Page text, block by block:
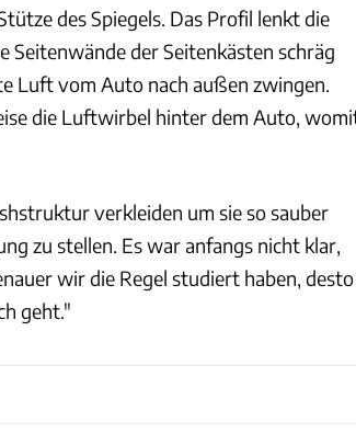
des Spiegels. Das Profil lenkt die
Seitenwände der Seitenkästen schräg
Luft vom Auto nach außen zwingen.
die Luftwirbel hinter dem Auto,
verkleiden um sie so sauber
zu stellen. Es war anfangs nicht klar,
wir die Regel studiert haben, desto
geht."